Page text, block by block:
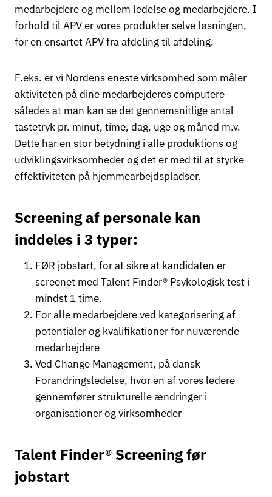
medarbejdere og mellem ledelse og medarbejdere. I
forhold til APV er vores produkter selve løsningen,
for en ensartet APV fra afdeling til afdeling.
F.eks. er vi Nordens eneste virksomhed som måler
aktiviteten på dine medarbejderes computere
således at man kan se det gennemsnitlige antal
tastetryk pr. minut, time, dag, uge og måned m.v.
Dette har en stor betydning i alle produktions og
udviklingsvirksomheder og det er med til at styrke
effektiviteten på hjemmearbejdspladser.
Screening af personale kan
inddeles i 3 typer:
FØR jobstart, for at sikre at kandidaten er
screenet med Talent Finder® Psykologisk test i
mindst 1 time.
For alle medarbejdere ved kategorisering af
potentialer og kvalifikationer for nuværende
medarbejdere
Ved Change Management, på dansk
Forandringsledelse, hvor en af vores ledere
gennemfører strukturelle ændringer i
organisationer og virksomheder
Talent Finder® Screening før
jobstart